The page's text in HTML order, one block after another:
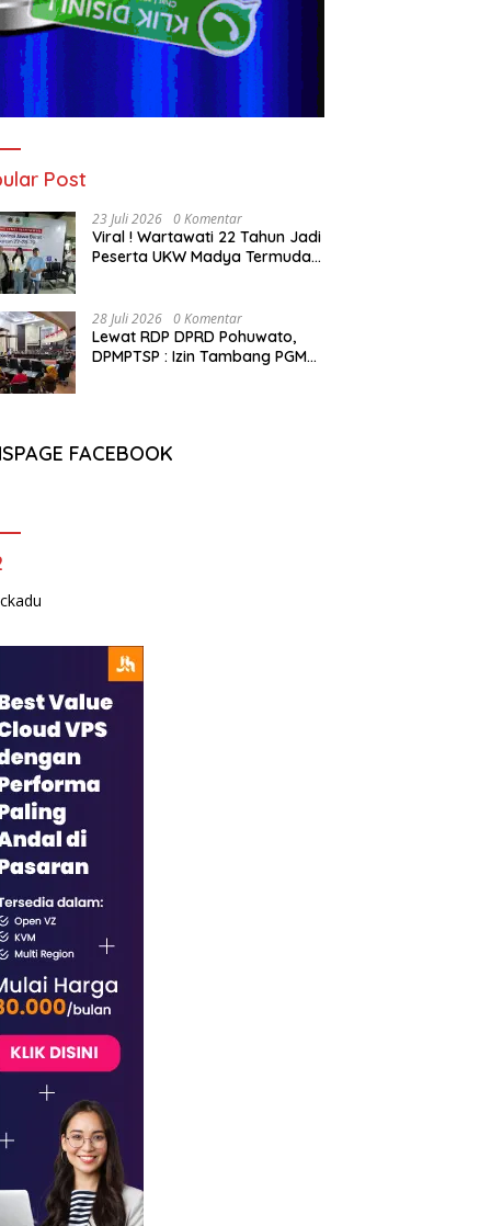
Post
23 Juli 2026 0 Komentar
Viral ! Wartawati 22 Tahun Jadi
Peserta UKW Madya Termuda
28 Juli 2026 0 Komentar
Lewat RDP DPRD Pohuwato,
DPMPTSP : Izin Tambang PGM
FACEBOOK